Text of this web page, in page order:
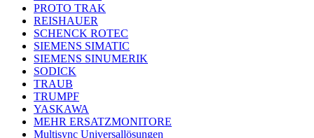
PROTO TRAK
REISHAUER
SCHENCK ROTEC
SIEMENS SIMATIC
SIEMENS SINUMERIK
SODICK
TRAUB
TRUMPF
YASKAWA
MEHR ERSATZMONITORE
Multisync Universallösungen